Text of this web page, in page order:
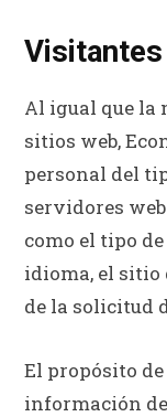
Al igual que la
sitios web,
personal del
servidores
como el tipo
idioma, el sitio
de la solicitud
El propósito
información